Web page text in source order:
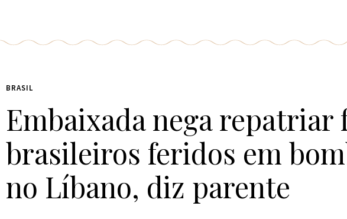
BRASIL
Embaixada nega repatriar
brasileiros feridos em
no Líbano, diz parente